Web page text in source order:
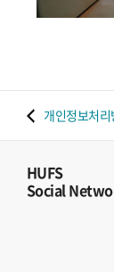
개인정보처리
HUFS
Social